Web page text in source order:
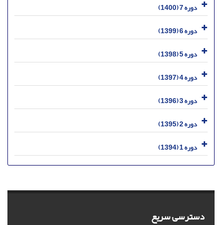
دوره 7 (1400)
دوره 6 (1399)
دوره 5 (1398)
دوره 4 (1397)
دوره 3 (1396)
دوره 2 (1395)
دوره 1 (1394)
دسترسی سریع